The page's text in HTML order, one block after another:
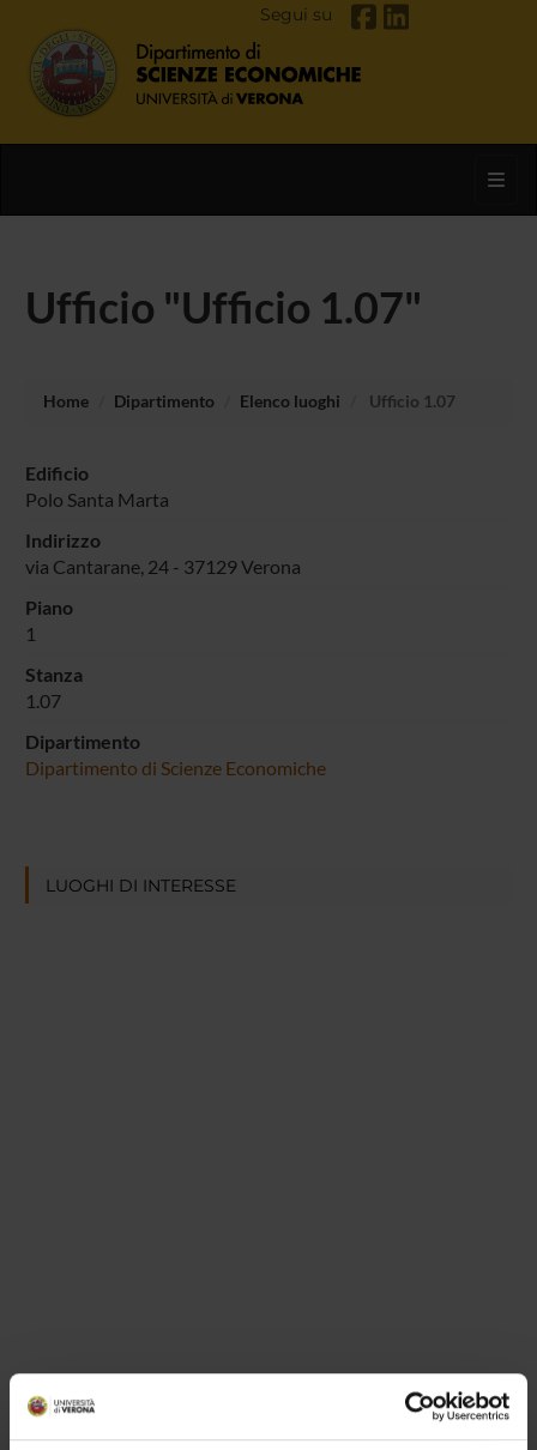
Segui su
Ufficio "Ufficio 1.07"
Home Dipartimento Elenco luoghi Ufficio 1.07
Edificio
Polo Santa Marta
Indirizzo
via Cantarane, 24 - 37129 Verona
Piano
1
Stanza
1.07
Dipartimento
Dipartimento di Scienze Economiche
LUOGHI DI INTERESSE